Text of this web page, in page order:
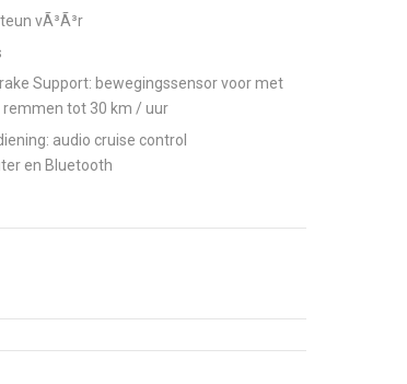
vÃ³Ã³r
Support: bewegingssensor voor met
tot 30 km / uur
audio cruise control
en Bluetooth